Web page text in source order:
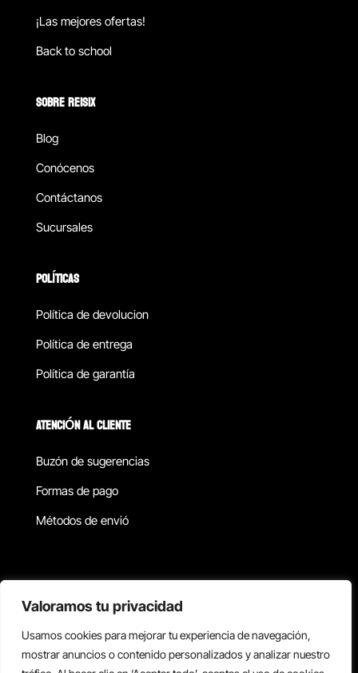
Valoramos tu privacidad
Usamos cookies para mejorar tu experiencia de navegación,
mostrar anuncios o contenido personalizados y analizar nuestro
¡Las mejores ofertas!
Back to school
SOBRE REISIX
Blog
Conócenos
Contáctanos
Sucursales
POLÍTICAS
Política de devolucion
Política de entrega
Política de garantía
ATENCIÓN AL CLIENTE
Buzón de sugerencias
Formas de pago
Métodos de envió
Copyright © 2026 Reisix. Todos los derechos reservados.